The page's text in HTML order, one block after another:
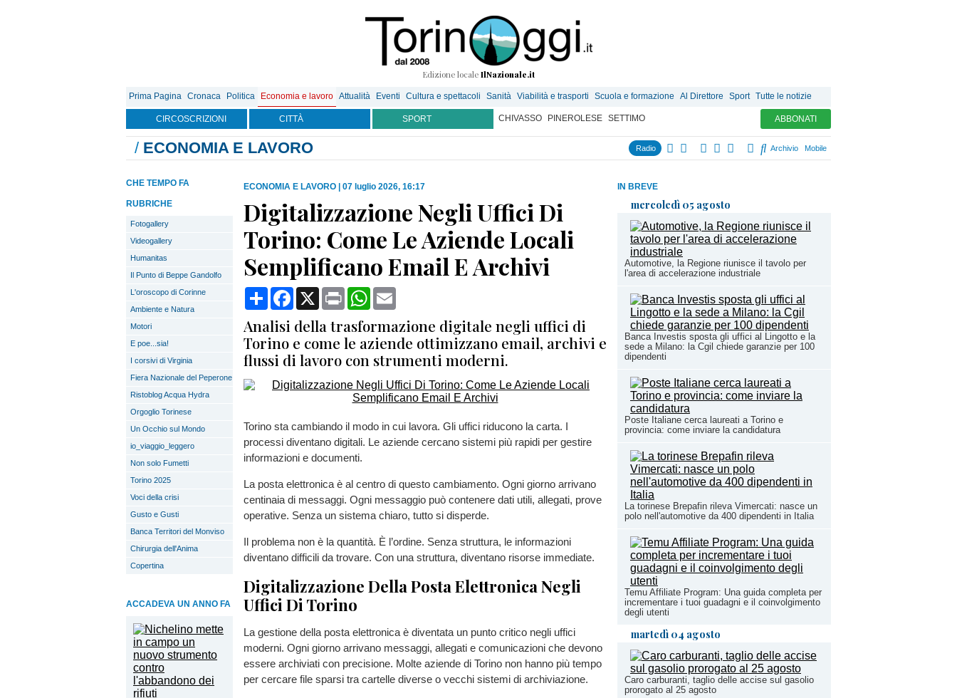
Edizione locale IlNazionale.it
Prima Pagina Cronaca Politica Economia e lavoro Attualità Eventi Cultura e spettacoli Sanità Viabilità e trasporti Scuola e formazione Al Direttore Sport Tutte le notizie
CIRCOSCRIZIONI CITTÀ SPORT CHIVASSO PINEROLESE SETTIMO ABBONATI
/ ECONOMIA E LAVORO Radio Archivio Mobile
IN BREVE
mercoledì 05 agosto
Automotive, la Regione riunisce il tavolo per
l'area di accelerazione industriale
Banca Investis sposta gli uffici al Lingotto e la
sede a Milano: la Cgil chiede garanzie per 100
dipendenti
Poste Italiane cerca laureati a Torino e
provincia: come inviare la candidatura
La torinese Brepafin rileva Vimercati: nasce un
polo nell'automotive da 400 dipendenti in Italia
Temu Affiliate Program: Una guida completa per
incrementare i tuoi guadagni e il coinvolgimento
degli utenti
martedì 04 agosto
Caro carburanti, taglio delle accise sul gasolio
prorogato al 25 agosto
CHE TEMPO FA
RUBRICHE
Fotogallery
Videogallery
Humanitas
Il Punto di Beppe Gandolfo
L'oroscopo di Corinne
Ambiente e Natura
Motori
E poe...sia!
I corsivi di Virginia
Fiera Nazionale del Peperone
Ristoblog Acqua Hydra
Orgoglio Torinese
Un Occhio sul Mondo
io_viaggio_leggero
Non solo Fumetti
Torino 2025
Voci della crisi
Gusto e Gusti
Banca Territori del Monviso
Chirurgia dell'Anima
Copertina
ACCADEVA UN ANNO FA
ECONOMIA E LAVORO 07 luglio 2026, 16:17
Digitalizzazione Negli Uffici Di
Torino: Come Le Aziende Locali
Semplificano Email E Archivi
CondividiFacebook
X Print WhatsApp
Analisi della trasformazione digitale negli uffici di
Torino e come le aziende ottimizzano email, archivi e
flussi di lavoro con strumenti moderni.
Torino sta cambiando il modo in cui lavora. Gli uffici riducono la carta. I
processi diventano digitali. Le aziende cercano sistemi più rapidi per gestire
informazioni e documenti.
La posta elettronica è al centro di questo cambiamento. Ogni giorno arrivano
centinaia di messaggi. Ogni messaggio può contenere dati utili, allegati, prove
operative. Senza un sistema chiaro, tutto si disperde.
Il problema non è la quantità. È l’ordine. Senza struttura, le informazioni
diventano difficili da trovare. Con una struttura, diventano risorse immediate.
Digitalizzazione Della Posta Elettronica Negli
Uffici Di Torino
La gestione della posta elettronica è diventata un punto critico negli uffici
moderni. Ogni giorno arrivano messaggi, allegati e comunicazioni che devono
essere archiviati con precisione. Molte aziende di Torino non hanno più tempo
per cercare file sparsi tra cartelle diverse o vecchi sistemi di archiviazione.